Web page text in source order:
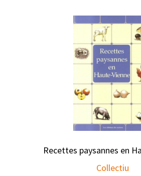
Recettes paysannes en
Collectiu